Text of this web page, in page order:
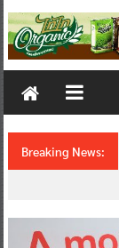
Thailand
New
Breaking News: